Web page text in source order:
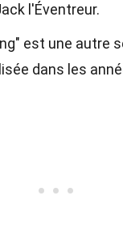
l'Éventreur.
est une autre
dans les